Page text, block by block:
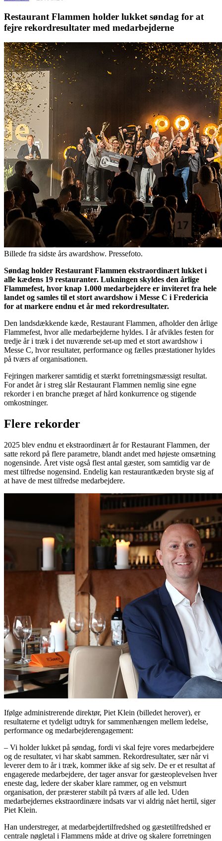
Restaurant Flammen holder lukket søndag for at
fejre rekordresultater med medarbejderne
Billede fra sidste års awardshow. Pressefoto.
Søndag holder Restaurant Flammen ekstraordinært lukket i
alle kædens 19 restauranter. Lukningen skyldes den årlige
Flammefest, hvor knap 1.000 medarbejdere er inviteret fra hele
landet og samles til et stort awardshow i Messe C i Fredericia
for at markere endnu et år med rekordresultater.
Den landsdækkende kæde, Restaurant Flammen, afholder den årlige
Flammefest, hvor alle medarbejderne hyldes. I år afvikles festen for
tredje år i træk i det nuværende set-up med et stort awardshow i
Messe C, hvor resultater, performance og fælles præstationer hyldes
på tværs af organisationen.
Fejringen markerer samtidig et stærkt forretningsmæssigt resultat.
For andet år i streg slår Restaurant Flammen nemlig sine egne
rekorder i en branche præget af hård konkurrence og stigende
omkostninger.
Flere rekorder
2025 blev endnu et ekstraordinært år for Restaurant Flammen, der
satte rekord på flere parametre, blandt andet med højeste omsætning
nogensinde. Året viste også flest antal gæster, som samtidig var de
mest tilfredse nogensind. Endelig kan restaurantkæden bryste sig af
at have de mest tilfredse medarbejdere.
Ifølge administrerende direktør, Piet Klein (billedet herover), er
resultaterne et tydeligt udtryk for sammenhængen mellem ledelse,
performance og medarbejderengagement:
– Vi holder lukket på søndag, fordi vi skal fejre vores medarbejdere
og de resultater, vi har skabt sammen. Rekordresultater, sær når vi
leverer dem to år i træk, kommer ikke af sig selv. De er et resultat af
engagerede medarbejdere, der tager ansvar for gæsteoplevelsen hver
eneste dag, ledere der skaber klare rammer, og en velsmurt
organisation, der præsterer stabilt på tværs af alle led. Uden
medarbejdernes ekstraordinære indsats var vi aldrig nået hertil, siger
Piet Klein.
Han understreger, at medarbejdertilfredshed og gæstetilfredshed er
centrale nøgletal i Flammens måde at drive og skalere forretningen